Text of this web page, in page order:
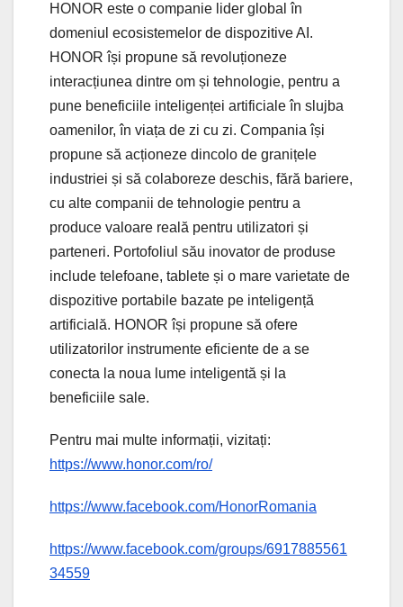
HONOR este o companie lider global în
domeniul ecosistemelor de dispozitive AI.
HONOR își propune să revoluționeze
interacțiunea dintre om și tehnologie, pentru a
pune beneficiile inteligenței artificiale în slujba
oamenilor, în viața de zi cu zi. Compania își
propune să acționeze dincolo de granițele
industriei și să colaboreze deschis, fără bariere,
cu alte companii de tehnologie pentru a
produce valoare reală pentru utilizatori și
parteneri. Portofoliul său inovator de produse
include telefoane, tablete și o mare varietate de
dispozitive portabile bazate pe inteligență
artificială. HONOR își propune să ofere
utilizatorilor instrumente eficiente de a se
conecta la noua lume inteligentă și la
beneficiile sale.
Pentru mai multe informații, vizitați:
https://www.honor.com/ro/
https://www.facebook.com/HonorRomania
https://www.facebook.com/groups/6917885561
34559